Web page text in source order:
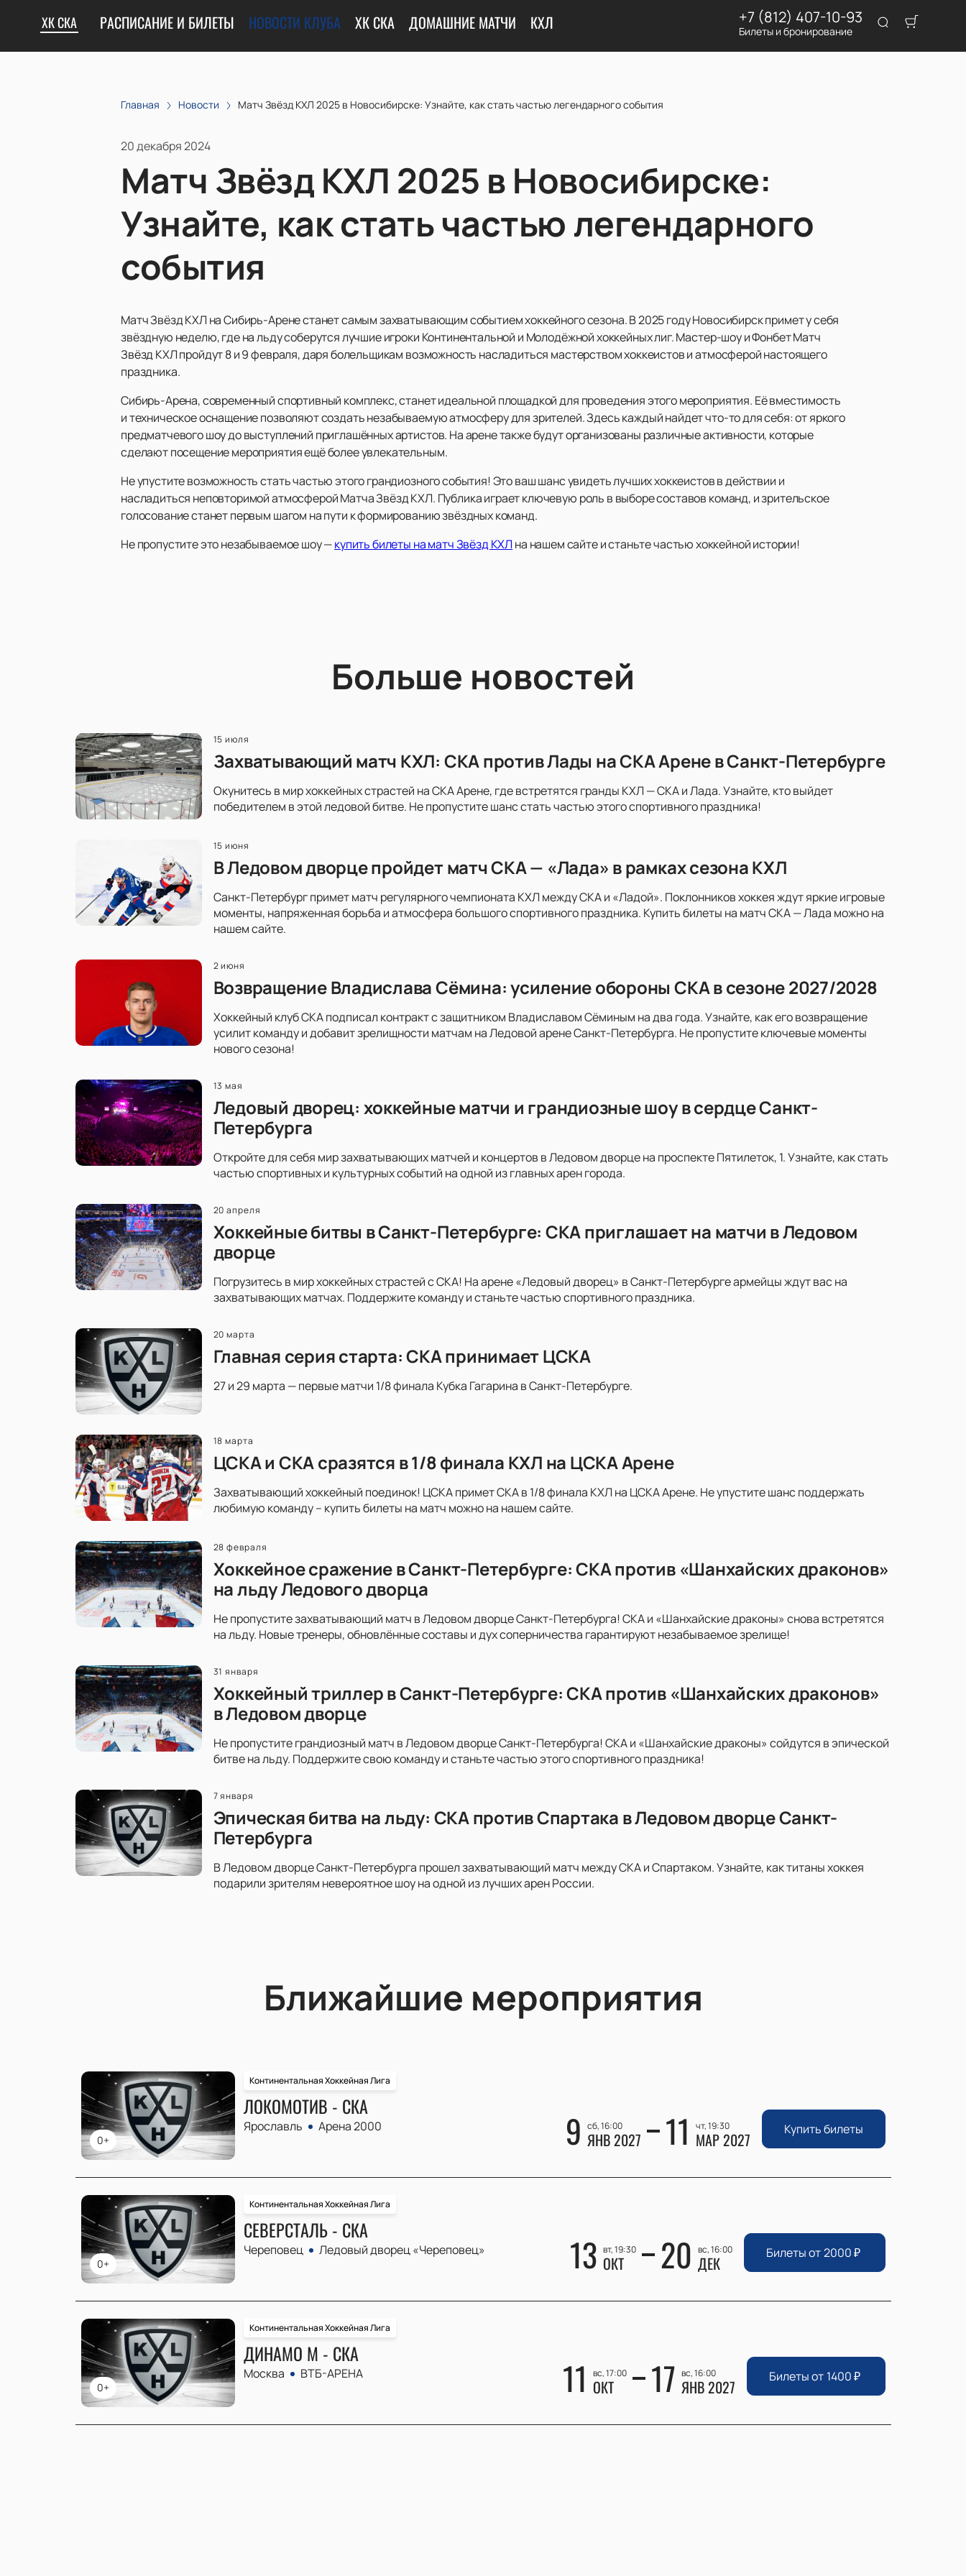
ХК СКА РАСПИСАНИЕ И БИЛЕТЫ НОВОСТИ КЛУБА ХК СКА ДОМАШНИЕ МАТЧИ КХЛ +7 (812) 407-10-93
Билеты и бронирование
Главная Новости Матч Звёзд КХЛ 2025 в Новосибирске: Узнайте, как стать частью легендарного события
20 декабря 2024
Матч Звёзд КХЛ 2025 в Новосибирске:
Узнайте, как стать частью легендарного
события
Матч Звёзд КХЛ на Сибирь-Арене станет самым захватывающим событием хоккейного сезона. В 2025 году Новосибирск примет у себя
звёздную неделю, где на льду соберутся лучшие игроки Континентальной и Молодёжной хоккейных лиг. Мастер-шоу и Фонбет Матч
Звёзд КХЛ пройдут 8 и 9 февраля, даря болельщикам возможность насладиться мастерством хоккеистов и атмосферой настоящего
праздника.
Сибирь-Арена, современный спортивный комплекс, станет идеальной площадкой для проведения этого мероприятия. Её вместимость
и техническое оснащение позволяют создать незабываемую атмосферу для зрителей. Здесь каждый найдет что-то для себя: от яркого
предматчевого шоу до выступлений приглашённых артистов. На арене также будут организованы различные активности, которые
сделают посещение мероприятия ещё более увлекательным.
Не упустите возможность стать частью этого грандиозного события! Это ваш шанс увидеть лучших хоккеистов в действии и
насладиться неповторимой атмосферой Матча Звёзд КХЛ. Публика играет ключевую роль в выборе составов команд, и зрительское
голосование станет первым шагом на пути к формированию звёздных команд.
Не пропустите это незабываемое шоу —купить билеты на матч Звёзд КХЛ на нашем сайте и станьте частью хоккейной истории!
Больше новостей
15 июля
Захватывающий матч КХЛ: СКА против Лады на СКА Арене в Санкт-Петербурге
Окунитесь в мир хоккейных страстей на СКА Арене, где встретятся гранды КХЛ — СКА и Лада. Узнайте, кто выйдет
победителем в этой ледовой битве. Не пропустите шанс стать частью этого спортивного праздника!
15 июня
В Ледовом дворце пройдет матч СКА — «Лада» в рамках сезона КХЛ
Санкт-Петербург примет матч регулярного чемпионата КХЛ между СКА и «Ладой». Поклонников хоккея ждут яркие игровые
моменты, напряженная борьба и атмосфера большого спортивного праздника. Купить билеты на матч СКА — Лада можно на
нашем сайте.
2 июня
Возвращение Владислава Сёмина: усиление обороны СКА в сезоне 2027/2028
Хоккейный клуб СКА подписал контракт с защитником Владиславом Сёминым на два года. Узнайте, как его возвращение
усилит команду и добавит зрелищности матчам на Ледовой арене Санкт-Петербурга. Не пропустите ключевые моменты
нового сезона!
13 мая
Ледовый дворец: хоккейные матчи и грандиозные шоу в сердце Санкт-
Петербурга
Откройте для себя мир захватывающих матчей и концертов в Ледовом дворце на проспекте Пятилеток, 1. Узнайте, как стать
частью спортивных и культурных событий на одной из главных арен города.
20 апреля
Хоккейные битвы в Санкт-Петербурге: СКА приглашает на матчи в Ледовом
дворце
Погрузитесь в мир хоккейных страстей с СКА! На арене «Ледовый дворец» в Санкт-Петербурге армейцы ждут вас на
захватывающих матчах. Поддержите команду и станьте частью спортивного праздника.
20 марта
Главная серия старта: СКА принимает ЦСКА
27 и 29 марта — первые матчи 1/8 финала Кубка Гагарина в Санкт-Петербурге.
18 марта
ЦСКА и СКА сразятся в 1/8 финала КХЛ на ЦСКА Арене
Захватывающий хоккейный поединок! ЦСКА примет СКА в 1/8 финала КХЛ на ЦСКА Арене. Не упустите шанс поддержать
любимую команду – купить билеты на матч можно на нашем сайте.
28 февраля
Хоккейное сражение в Санкт-Петербурге: СКА против «Шанхайских драконов»
на льду Ледового дворца
Не пропустите захватывающий матч в Ледовом дворце Санкт-Петербурга! СКА и «Шанхайские драконы» снова встретятся
на льду. Новые тренеры, обновлённые составы и дух соперничества гарантируют незабываемое зрелище!
31 января
Хоккейный триллер в Санкт-Петербурге: СКА против «Шанхайских драконов»
в Ледовом дворце
Не пропустите грандиозный матч в Ледовом дворце Санкт-Петербурга! СКА и «Шанхайские драконы» сойдутся в эпической
битве на льду. Поддержите свою команду и станьте частью этого спортивного праздника!
7 января
Эпическая битва на льду: СКА против Спартака в Ледовом дворце Санкт-
Петербурга
В Ледовом дворце Санкт-Петербурга прошел захватывающий матч между СКА и Спартаком. Узнайте, как титаны хоккея
подарили зрителям невероятное шоу на одной из лучших арен России.
Ближайшие мероприятия
0+
Континентальная Хоккейная Лига
ЛОКОМОТИВ - СКА
Ярославль Арена 2000 9 сб, 16:00
ЯНВ 2027 11 чт, 19:30
МАР 2027 Купить билеты
0+
Континентальная Хоккейная Лига
СЕВЕРСТАЛЬ - СКА
Череповец Ледовый дворец «Череповец» 13 вт, 19:30
ОКТ 20 вс, 16:00
ДЕК Билеты от 2000₽
0+
Континентальная Хоккейная Лига
ДИНАМО М - СКА
Москва ВТБ-АРЕНА 11 вс, 17:00
ОКТ 17 вс, 16:00
ЯНВ 2027 Билеты от 1400₽